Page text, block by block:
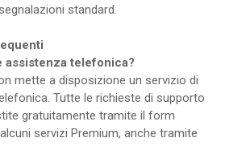
standard.
assistenza telefonica?
mette a disposizione un servizio di
Tutte le richieste di supporto
gratuitamente tramite il form
servizi Premium, anche tramite